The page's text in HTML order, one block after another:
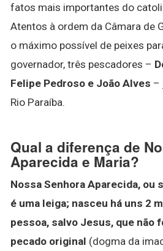
fatos mais importantes do
Atentos à ordem da Câmara de
o máximo possível de peixes
governador, três pescadores –
Felipe Pedroso e João Alves –
Rio Paraíba.
Qual a diferença de
Aparecida e Maria?
Nossa Senhora Aparecida, ou
é uma leiga; nasceu há uns 2
pessoa, salvo Jesus, que não
pecado original (dogma da